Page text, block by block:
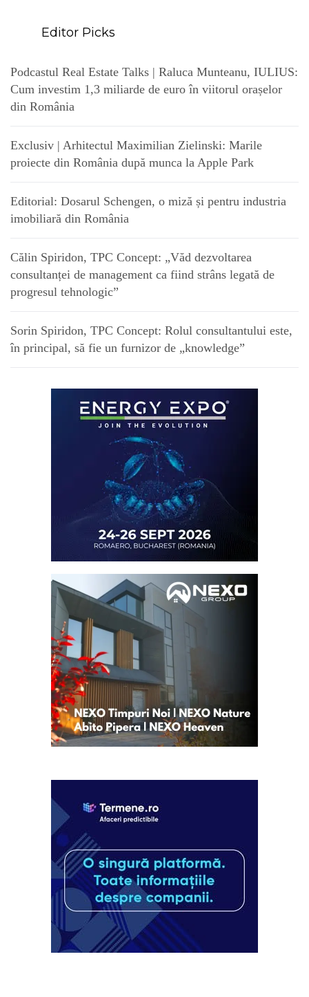
Editor Picks
Podcastul Real Estate Talks | Raluca Munteanu, IULIUS:
Cum investim 1,3 miliarde de euro în viitorul orașelor
din România
Exclusiv | Arhitectul Maximilian Zielinski: Marile
proiecte din România după munca la Apple Park
Editorial: Dosarul Schengen, o miză și pentru industria
imobiliară din România
Călin Spiridon, TPC Concept: „Văd dezvoltarea
consultanței de management ca fiind strâns legată de
progresul tehnologic”
Sorin Spiridon, TPC Concept: Rolul consultantului este,
în principal, să fie un furnizor de „knowledge”